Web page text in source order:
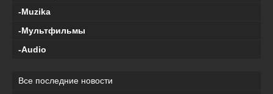
-Muzika
-Мультфильмы
-Audio
Все последние новости